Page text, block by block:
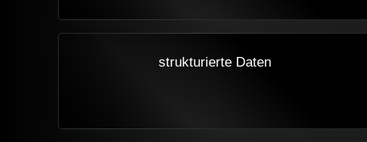
strukturierte Daten